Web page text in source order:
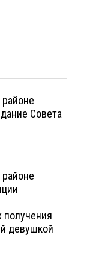
Совета
получения
девушкой